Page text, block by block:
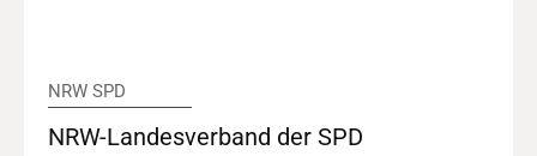
NRW SPD
NRW-Landesverband der SPD